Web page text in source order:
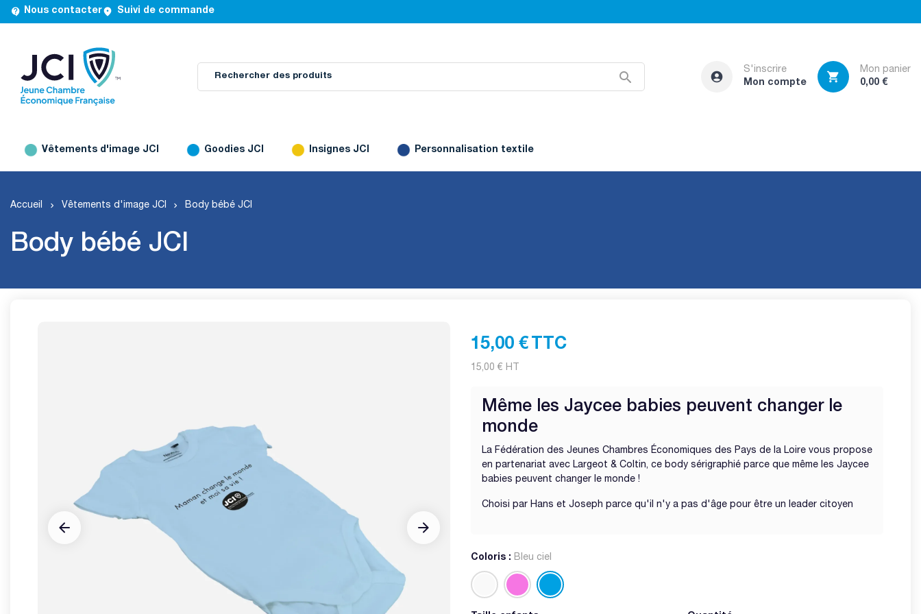
 Nous contacter Suivi de commande
 
S'inscrire
Mon compte

Mon panier
0,00 €
Vêtements d'image JCI Goodies JCI Insignes JCI Personnalisation textile
Accueil Vêtements d'image JCI Body bébé JCI
Body bébé JCI
 
 
 
 
 
 
 
 
 
 
15,00 € TTC
15,00 € HT
Même les Jaycee babies peuvent changer le
monde
La Fédération des Jeunes Chambres Économiques des Pays de la Loire vous propose
en partenariat avec Largeot & Coltin, ce body sérigraphié parce que même les Jaycee
babies peuvent changer le monde !
Choisi par Hans et Joseph parce qu'il n'y a pas d'âge pour être un leader citoyen
Coloris : Bleu ciel